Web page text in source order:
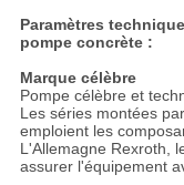
Paramètres
pompe concrète :
Marque célèbre
Pompe célèbre et
Les séries montées
emploient les
L'Allemagne Rexroth,
assurer l'équipement